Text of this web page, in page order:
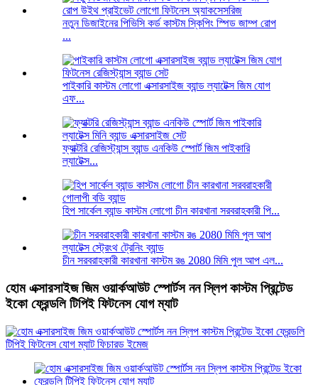
নতুন ডিজাইনের পিভিসি কর্ড কাস্টম স্কিপিং স্পিড জাম্প রোপ
...
পাইকারি কাস্টম লোগো এক্সারসাইজ ব্যান্ড ল্যাটেক্স জিম যোগ
এফ...
ফ্যাক্টরি রেজিস্ট্যান্স ব্যান্ড এনকিউ স্পোর্ট জিম পাইকারি
ল্যাটেক্স...
হিপ সার্কেল ব্যান্ড কাস্টম লোগো চীন কারখানা সরবরাহকারী পি...
চীন সরবরাহকারী কারখানা কাস্টম রঙ 2080 মিমি পুল আপ এল...
হোম এক্সারসাইজ জিম ওয়ার্কআউট স্পোর্টস নন স্লিপ কাস্টম প্রিন্টেড
ইকো ফ্রেন্ডলি টিপিই ফিটনেস যোগ ম্যাট